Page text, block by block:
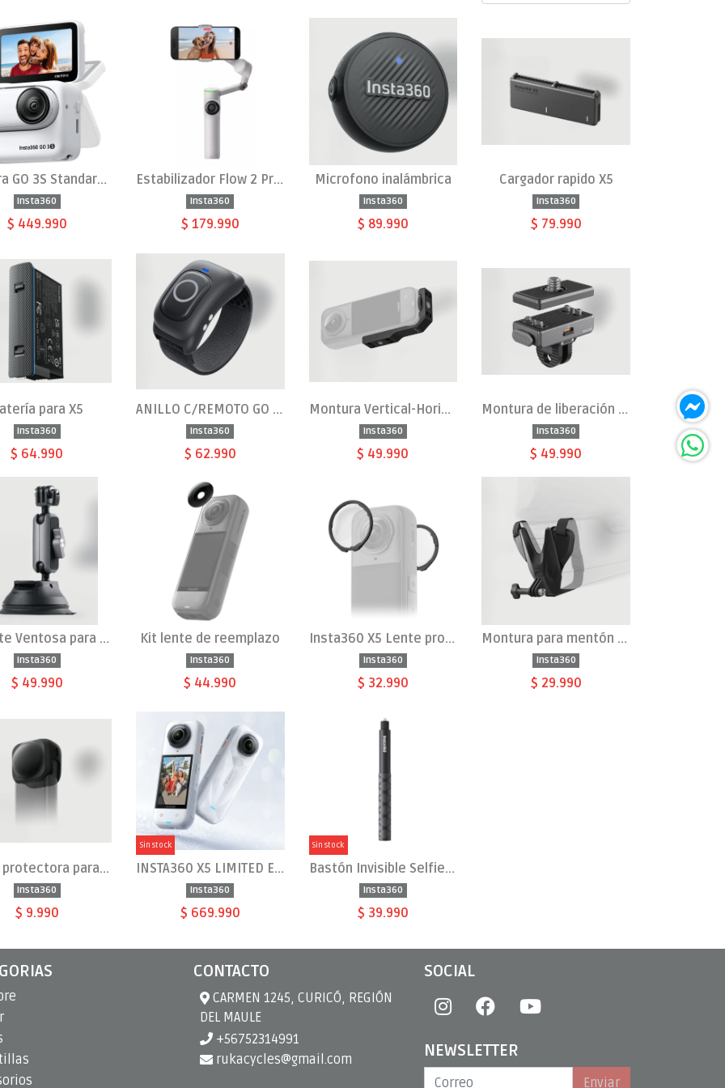
Cámara GO 3S Standard Edition Arctic White
Insta360
$ 449.990
Estabilizador Flow 2 Pro Standard Bundle / Stone Gray
Insta360
$ 179.990
Microfono inalámbrica
Insta360
$ 89.990
Cargador rapido X5
Insta360
$ 79.990
para X5
Insta360
$ 64.990
ANILLO C/REMOTO GO ULTRA
Insta360
$ 62.990
Montura Vertical-Horizontal para X5/X4 Air
Insta360
$ 49.990
Montura de liberación rápida
Insta360
$ 49.990
Soporte Ventosa para auto
Insta360
$ 49.990
Kit lente de reemplazo
Insta360
$ 44.990
Insta360 X5 Lente protector Estándar
Insta360
$ 32.990
Montura para mentón de casco 2.0
Insta360
$ 29.990
Funda protectora para X4 X5
Insta360
$ 9.990
Sin stock
INSTA360 X5 LIMITED EDITION SATIN WHITE
Insta360
$ 669.990
Sin stock
Bastón Invisible Selfie Stick 114cm Negro
Insta360
$ 39.990
CONTACTO
CARMEN 1245, CURICÓ, REGIÓN
DEL MAULE
+56752314991
rukacycles@gmail.com
SOCIAL
NEWSLETTER
Enviar